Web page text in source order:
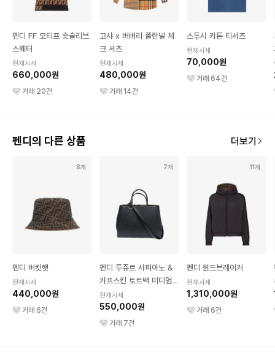
펜디 FF 모티프 숏슬리브
스웨터
현재시세
660,000원
거래 20건
고샤 x 버버리 플란넬 체
크 셔츠
현재시세
480,000원
거래 14건
스투시 키튼 티셔츠
현재시세
70,000원
거래 64건
펜디의 다른 상품 더보기
8개
펜디 버킷햇
현재시세
440,000원
거래 6건
7개
펜디 투쥬르 사피아노 &
카프스킨 토트백 미디엄
블랙
현재시세
550,000원
거래 7건
11개
펜디 윈드브레이커
현재시세
1,310,000원
거래 6건